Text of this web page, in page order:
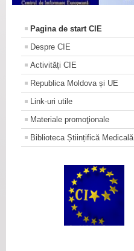
Pagina de start CIE
Despre CIE
Activități CIE
Republica Moldova și UE
Link-uri utile
Materiale promoţionale
Biblioteca Științifică Medicală